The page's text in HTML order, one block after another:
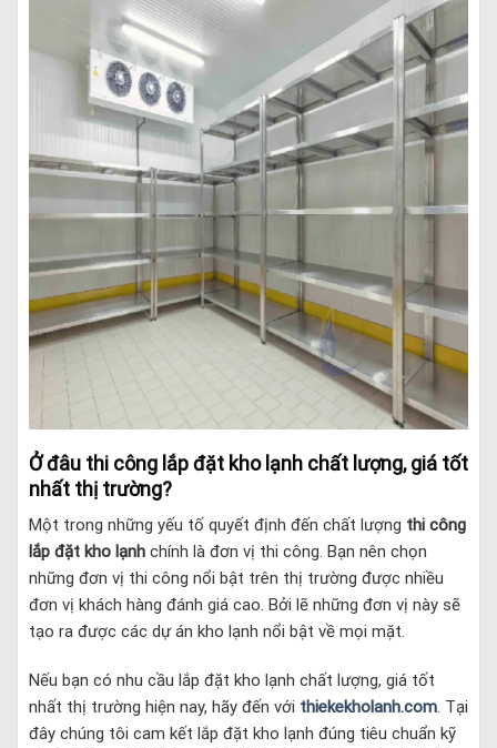
Ở đâu thi công lắp đặt kho lạnh chất lượng, giá tốt
nhất thị trường?
Một trong những yếu tố quyết định đến chất lượng thi công
lắp đặt kho lạnh chính là đơn vị thi công. Bạn nên chọn
những đơn vị thi công nổi bật trên thị trường được nhiều
đơn vị khách hàng đánh giá cao. Bởi lẽ những đơn vị này sẽ
tạo ra được các dự án kho lạnh nổi bật về mọi mặt.
Nếu bạn có nhu cầu lắp đặt kho lạnh chất lượng, giá tốt
nhất thị trường hiện nay, hãy đến với thiekekholanh.com. Tại
đây chúng tôi cam kết lắp đặt kho lạnh đúng tiêu chuẩn kỹ